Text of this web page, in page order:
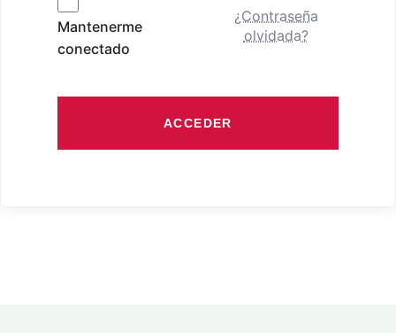
Mantenerme
conectado
¿Contraseña
olvidada?
ACCEDER